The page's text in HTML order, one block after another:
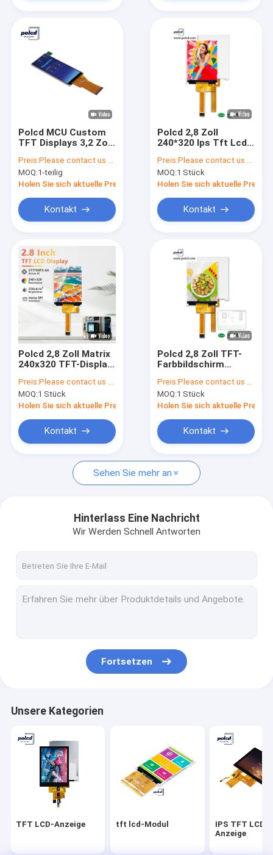
Produkte
VR Show
Qualitätskontrolle
Nachrichten
Fälle
TFT LCD-Anzeige
IPS TFT LCD-Anzeige
TFT-Touch Screen
Industrieller Touch Screen
Anzeige HD TFT
Kleine TFT-Anzeige
tragbarer lcd-Monitor
industrieller lcd-Monitor
Polcd MCU Custom
TFT Displays 3,2 Zoll
für Android-Geräte
Preis:Please contact us for latest price
MOQ:1-teilig
Holen Sie sich aktuelle Preis
Kontakt
Polcd 2,8 Zoll
240*320 Ips Tft Lcd
Schnittstelle Alle
freien Blickwinkel
Panel Display Modul
Preis:Please contact us for latest price
MOQ:1 Stück
Holen Sie sich aktuelle Preis
Kontakt
Polcd 2,8 Zoll Matrix
240x320 TFT-Display
ST7789 anpassbares
Hersteller-LCD-
Modul
Preis:Please contact us for latest price
MOQ:1 Stück
Holen Sie sich aktuelle Preis
Kontakt
Polcd 2,8 Zoll TFT-
Farbbildschirm
SPI-Schnittstelle 14-
Pin 350nit LCD-
Bildschirm
Preis:Please contact us for latest price
MOQ:1 Stück
Holen Sie sich aktuelle Preis
Kontakt
Sehen Sie mehr an
Hinterlass Eine Nachricht
Wir Werden Schnell Antworten
Fortsetzen
Unsere Kategorien
TFT LCD-Anzeige tft lcd-Modul
IPS TFT LCD-
Anzeige